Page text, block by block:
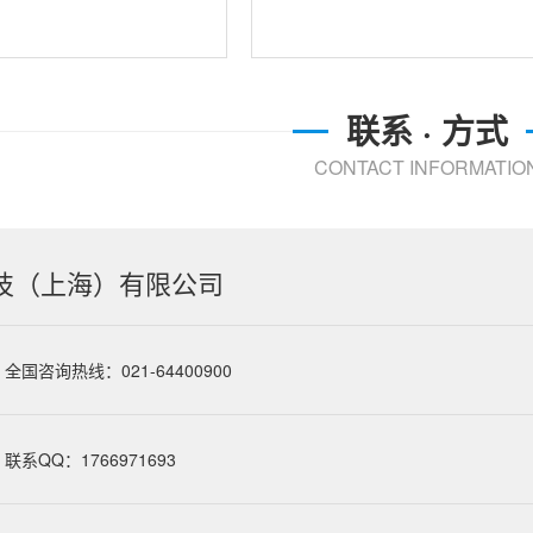
联系 · 方式
CONTACT
（上海）有限公司
全国咨询热线：021-64400900
联系QQ：1766971693